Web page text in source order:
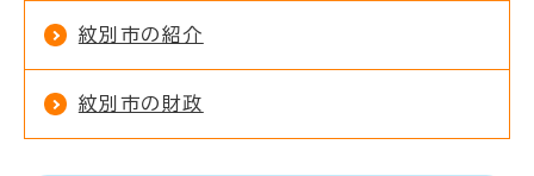
紋別市の紹介
紋別市の財政